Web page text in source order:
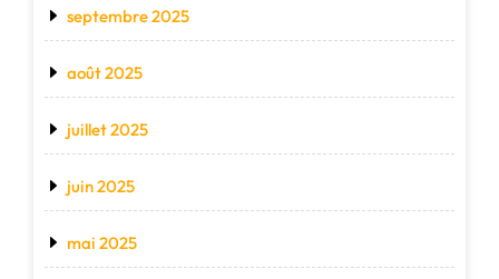
septembre 2025
août 2025
juillet 2025
juin 2025
mai 2025